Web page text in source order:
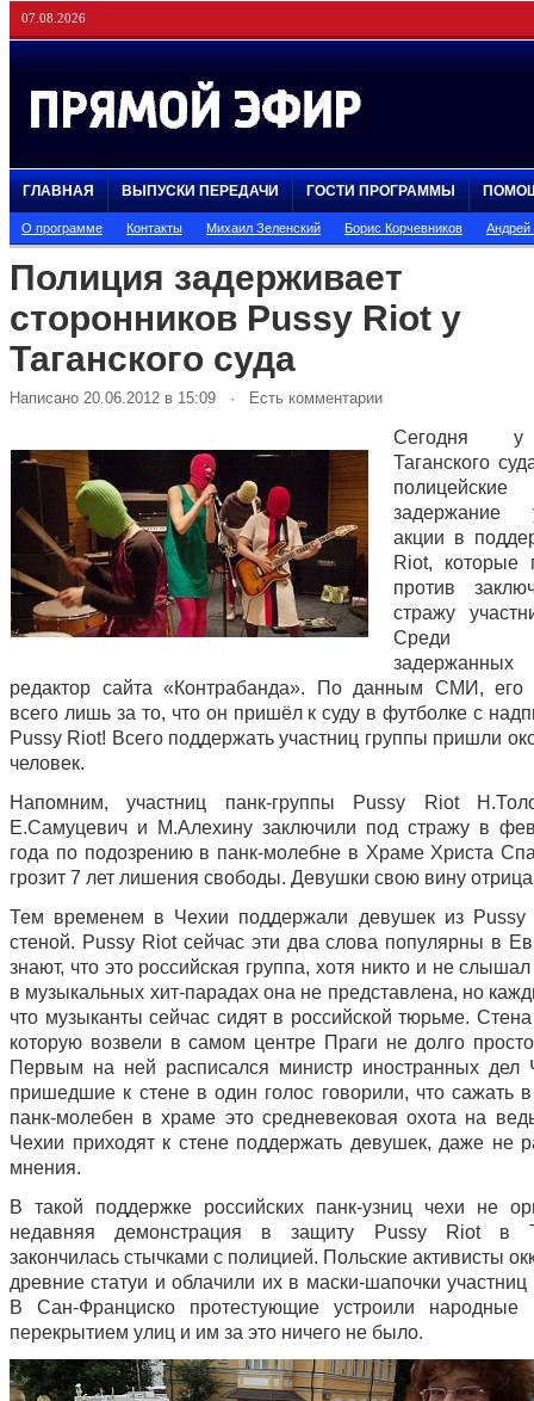
07.08.2026
ГЛАВНАЯ ВЫПУСКИ ПЕРЕДАЧИ ГОСТИ ПРОГРАММЫ
О программе Контакты Михаил Зеленский Борис Корчевников
Полиция задерживает
сторонников Pussy Riot у
Таганского суда
Написано 20.06.2012 в 15:09 · Есть комментарии
Сегодня у
Таганского
задержание
акции в
Riot, которые
против
стражу
Среди
задержанных
редактор сайта «Контрабанда». По данным СМИ, его
всего лишь за то, что он пришёл к суду в футболке с
Pussy Riot! Всего поддержать участниц группы пришли
человек.
Напомним, участниц панк-группы Pussy Riot
Е.Самуцевич и М.Алехину заключили под стражу в
года по подозрению в панк-молебне в Храме Христа
грозит 7 лет лишения свободы. Девушки свою вину
Тем временем в Чехии поддержали девушек из Pussy
стеной. Pussy Riot сейчас эти два слова популярны в
знают, что это российская группа, хотя никто и не
в музыкальных хит-парадах она не представлена, но
что музыканты сейчас сидят в российской тюрьме.
которую возвели в самом центре Праги не долго
Первым на ней расписался министр иностранных дел
пришедшие к стене в один голос говорили, что сажать
панк-молебен в храме это средневековая охота на
Чехии приходят к стене поддержать девушек, даже не
мнения.
В такой поддержке российских панк-узниц чехи не
недавняя демонстрация в защиту Pussy Riot в
закончилась стычками с полицией. Польские активисты
древние статуи и облачили их в маски-шапочки
В Сан-Франциско протестующие устроили народные
перекрытием улиц и им за это ничего не было.